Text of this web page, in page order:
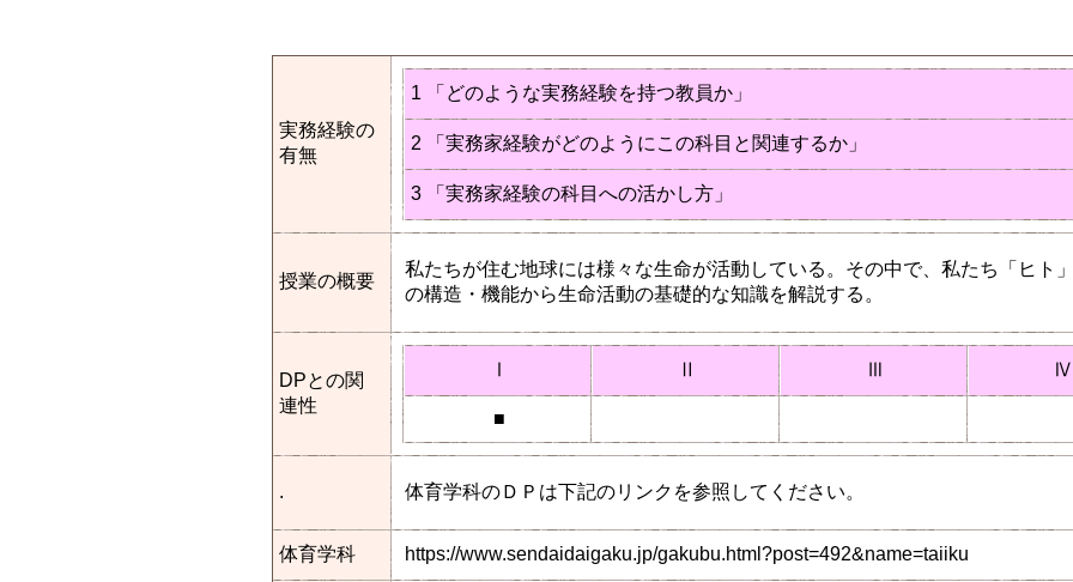
実務経験の
有無
1 「どのような実務経験を持つ教員か」
2 「実務家経験がどのようにこの科目と関連するか」
3 「実務家経験の科目への活かし方」
授業の概要
私たちが住む地球には様々な生命が活動している。その中で、私たち「ヒト
の構造・機能から生命活動の基礎的な知識を解説する。
DPとの関
連性
Ⅰ Ⅱ Ⅲ Ⅳ
■
. 体育学科のＤＰは下記のリンクを参照してください。
体育学科 https://www.sendaidaigaku.jp/gakubu.html?post=492&name=taiiku